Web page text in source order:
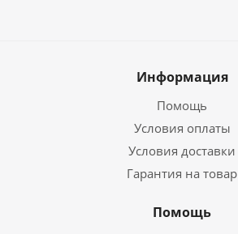
Информация
Помощь
Условия оплаты
Условия доставки
Гарантия на товар
Помощь